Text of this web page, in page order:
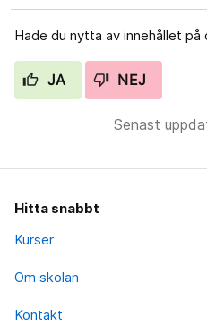
Hade du nytta av innehållet på
JA NEJ
Senast
Hitta snabbt
Kurser
Om skolan
Kontakt